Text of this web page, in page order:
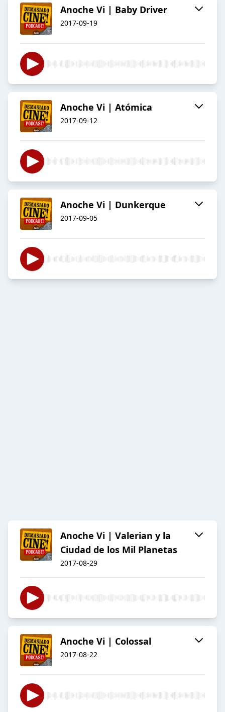
Anoche Vi | Baby Driver
2017-09-19
Anoche Vi | Atómica
2017-09-12
Anoche Vi | Dunkerque
2017-09-05
Anoche Vi | Valerian y la
Ciudad de los Mil Planetas
2017-08-29
Anoche Vi | Colossal
2017-08-22